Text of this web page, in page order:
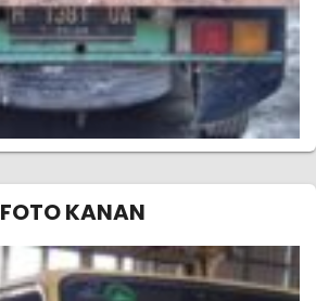
FOTO KANAN